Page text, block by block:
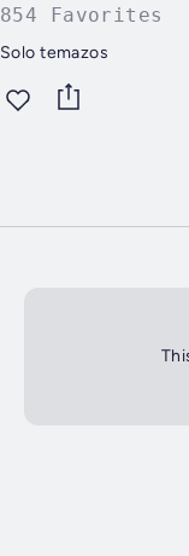
854 Favorites
Solo temazos